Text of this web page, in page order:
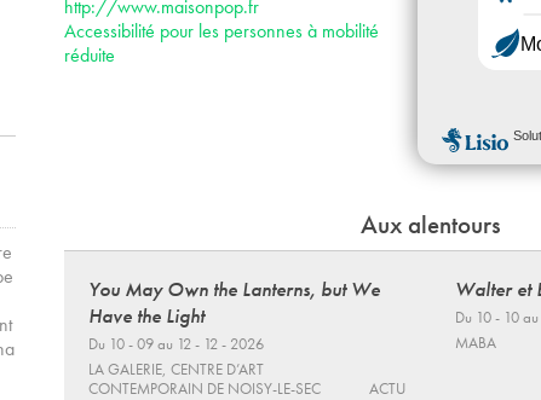
http://www.maisonpop.fr
Accessibilité pour les personnes à mobilité
réduite
· Bus 121
· Voiture
direction
Montreuil
gauche >
Parking :
Aux alentours
You May Own the Lanterns, but We
Have the Light
Du 10 - 09 au 12 - 12 - 2026
LA GALERIE, CENTRE D’ART
CONTEMPORAIN DE NOISY-LE-SEC
ACTU
Walter et
Du 10 - 10
MABA